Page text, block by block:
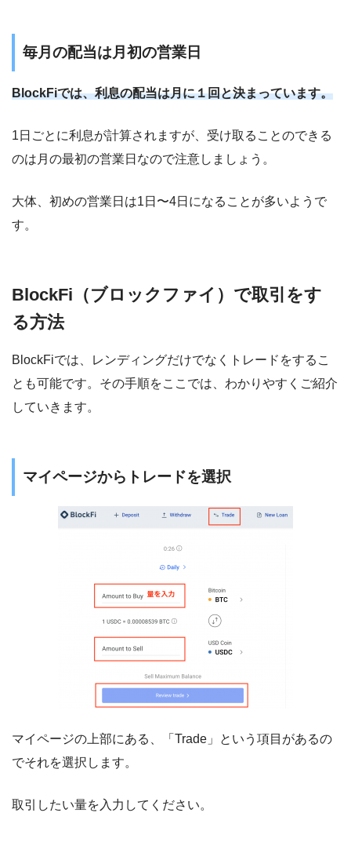
毎月の配当は月初の営業日
BlockFiでは、利息の配当は月に１回と決まっています。
1日ごとに利息が計算されますが、受け取ることのできる
のは月の最初の営業日なので注意しましょう。
大体、初めの営業日は1日〜4日になることが多いようで
す。
BlockFi（ブロックファイ）で取引をす
る方法
BlockFiでは、レンディングだけでなくトレードをするこ
とも可能です。その手順をここでは、わかりやすくご紹介
していきます。
マイページからトレードを選択
マイページの上部にある、「Trade」という項目があるの
でそれを選択します。
取引したい量を入力してください。